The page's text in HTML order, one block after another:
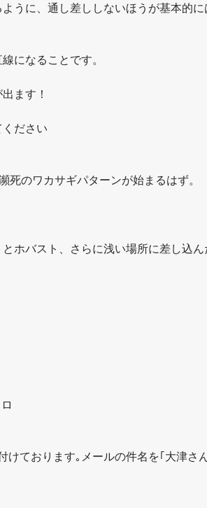
うに、通し差ししないほうが基本的
になることです。
ます！
ださい
のワカサギパターンが始まるはず。
ホバスト、さらに浅い場所に差し込
ております｡メールの件名を｢大津さ